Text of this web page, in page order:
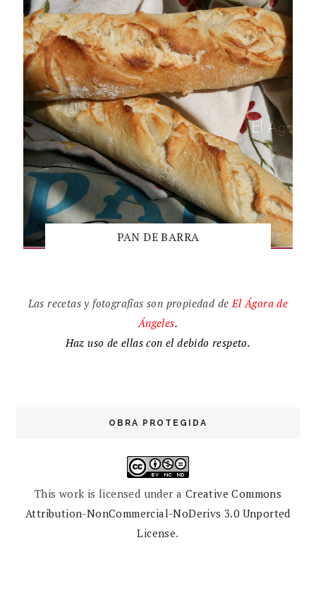
PAN DE BARRA
Las recetas y fotografías son propiedad de ElÁgora de
Ángeles.
Haz uso de ellas con el debido respeto.
OBRA PROTEGIDA
This work is licensed under a Creative Commons
Attribution-NonCommercial-NoDerivs 3.0 Unported
License.